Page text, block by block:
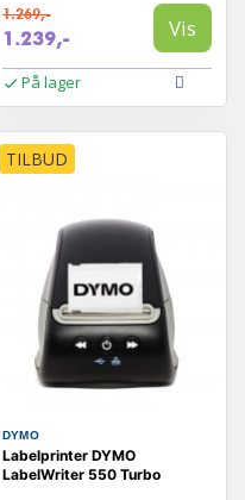
1.269,-
1.239,- Vis
På lager
TILBUD
DYMO
Labelprinter DYMO
LabelWriter 550 Turbo